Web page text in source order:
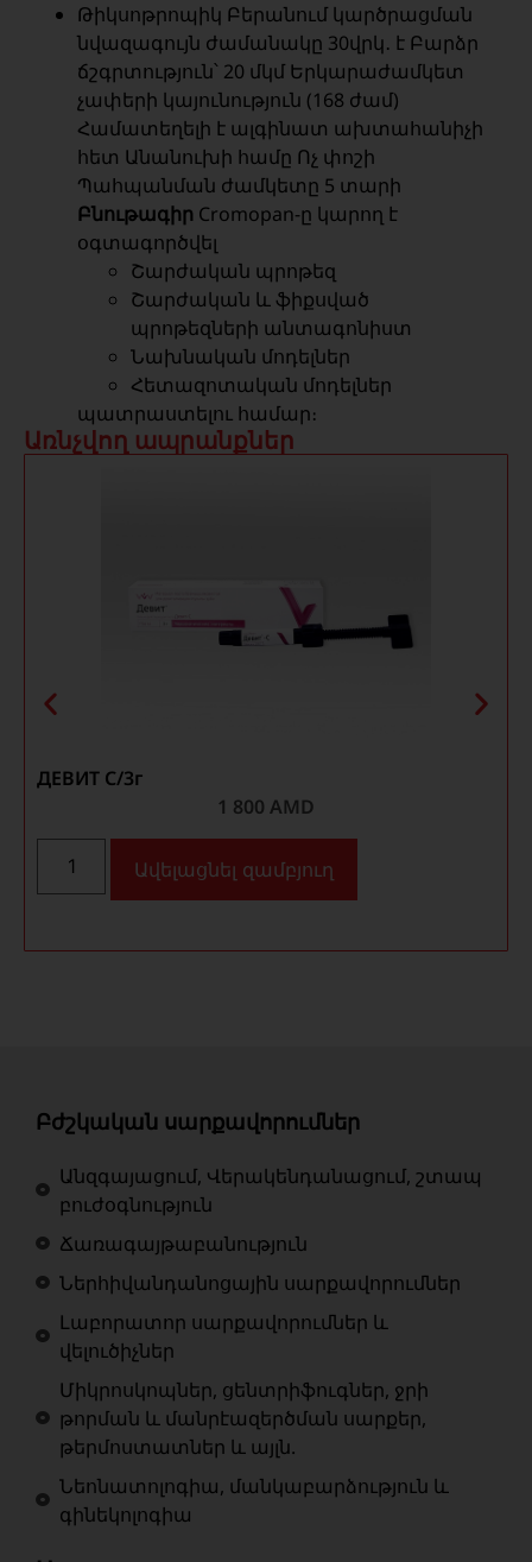
Թիկսոթրոպիկ Բերանում կարծրացման
նվազագույն ժամանակը 30վրկ․ է Բարձր
ճշգրտություն՝ 20 մկմ Երկարաժամկետ
չափերի կայունություն (168 ժամ)
Համատեղելի է ալգինատ ախտահանիչի
հետ Անանուխի համը Ոչ փոշի
Պահպանման ժամկետը 5 տարի
Բնութագիր Cromopan-ը կարող է
օգտագործվել
Շարժական պրոթեզ
Շարժական և ֆիքսված
պրոթեզների անտագոնիստ
Նախնական մոդելներ
Հետազոտական ​​մոդելներ
պատրաստելու համար։
Առնչվող ապրանքներ
ДЕВИТ С/3г
1 800 AMD
Ավելացնել զամբյուղ
Բժշկական սարքավորումներ
Անզգայացում, Վերակենդանացում, շտապ
բուժօգնություն
Ճառագայթաբանություն
Ներհիվանդանոցային սարքավորումներ
Լաբորատոր սարքավորումներ և
վելուծիչներ
Միկրոսկոպներ, ցենտրիֆուգներ, ջրի
թորման և մանրէազերծման սարքեր,
թերմոստատներ և այլն.
Նեոնատոլոգիա, մանկաբարձություն և
գինեկոլոգիա